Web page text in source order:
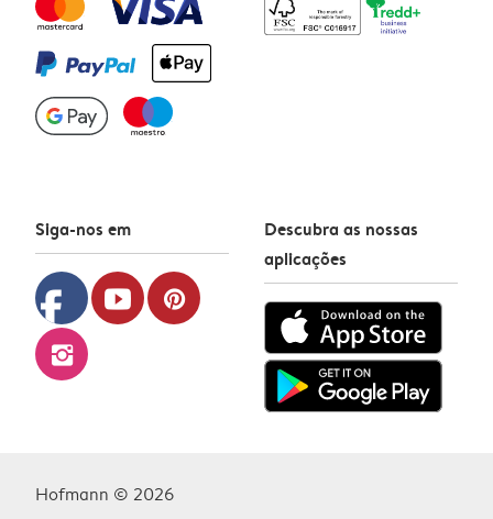
Siga-nos em
facebook youtube pinterest
instagram
Descubra as nossas
aplicações
Hofmann © 2026